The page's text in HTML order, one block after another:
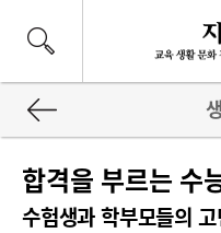
합격을 부르는 수
수험생과 학부모들의